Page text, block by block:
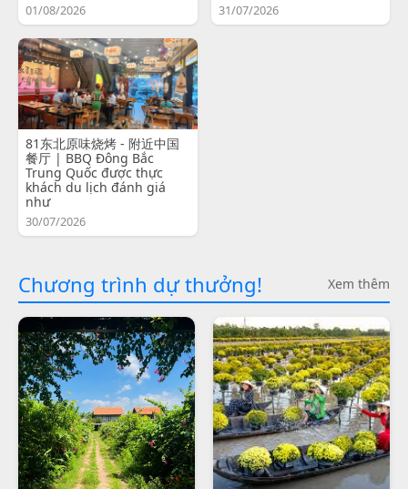
01/08/2026 31/07/2026
81东北原味烧烤 - 附近中国
餐厅 | BBQ Đông Bắc
Trung Quốc được thực
khách du lịch đánh giá
như
30/07/2026
Chương trình dự thưởng! Xem thêm